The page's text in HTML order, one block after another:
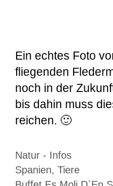
Ein echtes Foto
fliegenden
noch in der
bis dahin muss
reichen. 🙂
Kategorien
Natur - Infos
Schlagwörter
Spanien, Tiere